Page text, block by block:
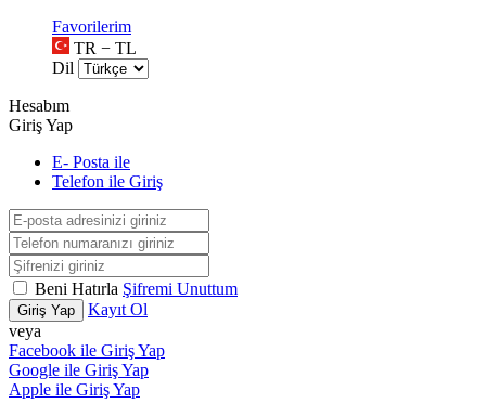
Favorilerim
TR − TL
Dil
Hesabım
Giriş Yap
E- Posta ile
Telefon ile Giriş
Beni Hatırla Şifremi Unuttum
Giriş Yap
Kayıt Ol
veya
Facebook ile Giriş Yap
Google ile Giriş Yap
Apple ile Giriş Yap